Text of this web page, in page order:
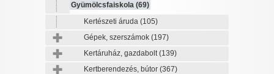
Gyümölcsfaiskola (69)
Kertészeti áruda (105)
Gépek, szerszámok (197)
Kertáruház, gazdabolt(139)
Kertberendezés, bútor (367)